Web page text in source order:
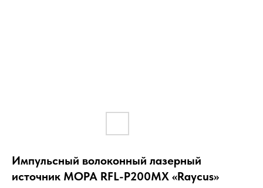
Импульсный волоконный лазерный
источник MOPA RFL-P200MX «Raycus»